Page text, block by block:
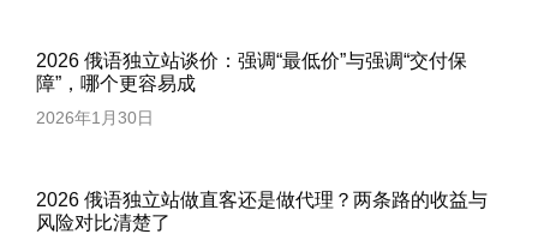
2026 俄语独立站谈价：强调“最低价”与强调“交付保
障”，哪个更容易成
2026年1月30日
2026 俄语独立站做直客还是做代理？两条路的收益与
风险对比清楚了